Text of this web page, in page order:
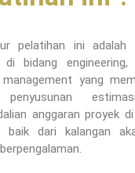
pelatihan ini adalah
di bidang engineering,
yang
penyusunan
anggaran proyek
baik dari kalangan